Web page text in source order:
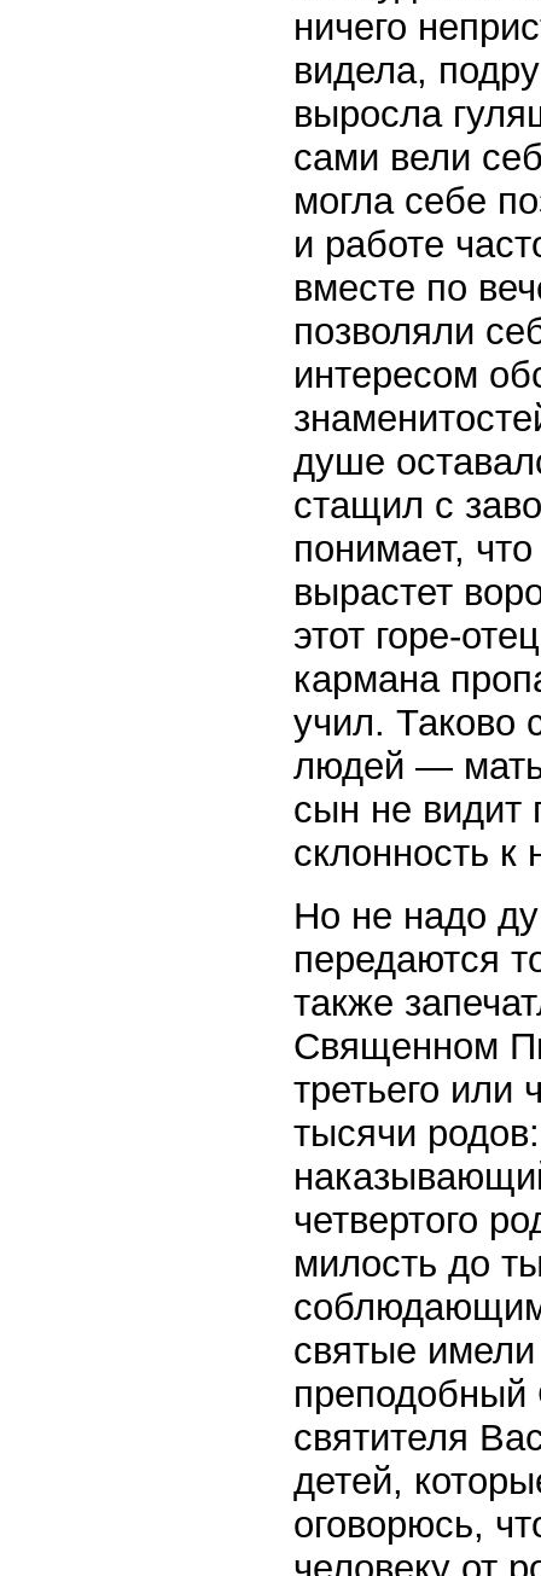
ничего
видела,
выросла
сами вели
могла себе
и работе
вместе по
позволяли
интересом
душе
стащил с
понимает,
вырастет
этот горе-
кармана
учил. Таково
людей — мать
сын не видит
склонность к
Но не надо
передаются
также
Священном
третьего или
тысячи
четвертого
милость до
святые
преподобный
святителя
детей,
оговорюсь,